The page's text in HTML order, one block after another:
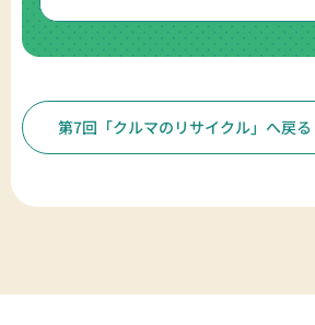
第7回「クルマのリサイクル」へ戻る